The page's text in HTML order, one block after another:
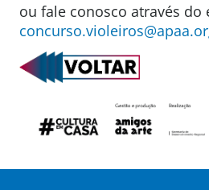
ou fale conosco através do